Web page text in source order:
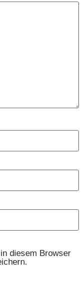
diesem Browser